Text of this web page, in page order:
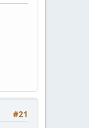
#21